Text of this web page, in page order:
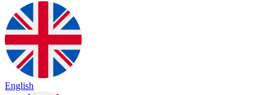
English